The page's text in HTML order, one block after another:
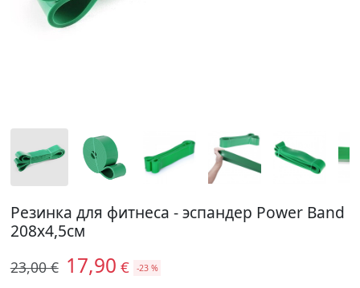
Резинка для фитнеса - эспандер Power Band
208x4,5см
23,00 € 17,90 € -23 %